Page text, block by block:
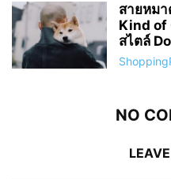
สายหม
Kind of
สไตล์
NO